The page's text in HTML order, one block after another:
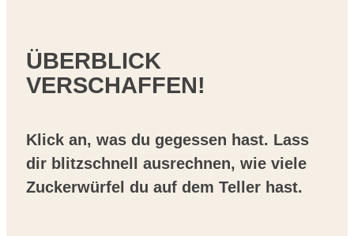
ÜBERBLICK
VERSCHAFFEN!
Klick an, was du gegessen hast. Lass
dir blitzschnell ausrechnen, wie viele
Zuckerwürfel du auf dem Teller hast.